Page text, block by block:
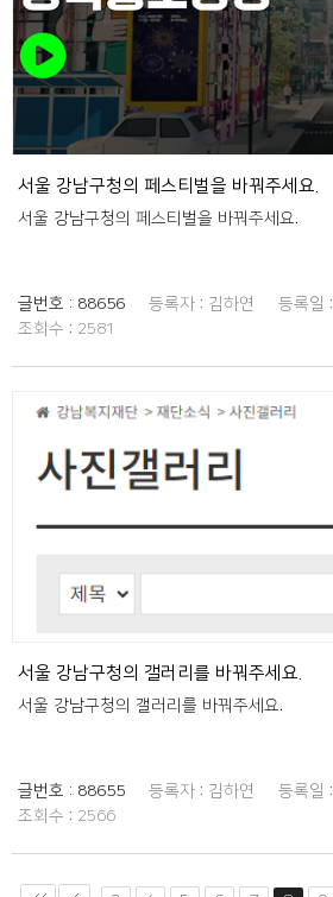
서울 강남구청의 페스티벌을 바꿔주세요.
서울 강남구청의 페스티벌을 바꿔주세요.
글번호 : 88656 등록자 : 김하연 등록일 :
조회수 : 2581
서울 강남구청의 갤러리를 바꿔주세요.
서울 강남구청의 갤러리를 바꿔주세요.
글번호 : 88655 등록자 : 김하연 등록일 :
조회수 : 2566